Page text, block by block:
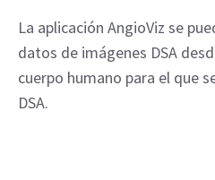
La aplicación AngioViz se
datos de imágenes DSA
cuerpo humano para el que
DSA.